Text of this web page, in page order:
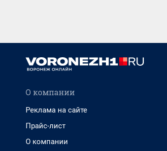
О компании
Реклама на сайте
Прайс-лист
О компании